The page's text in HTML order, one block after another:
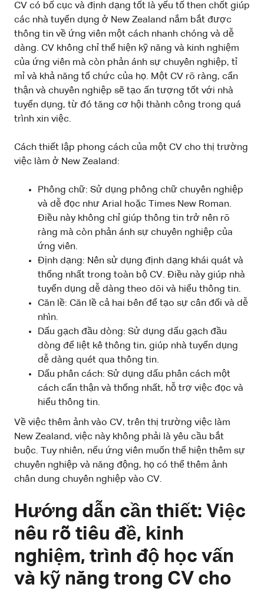
CV có bố cục và định dạng tốt là yếu tố then chốt giúp
các nhà tuyển dụng ở New Zealand nắm bắt được
thông tin về ứng viên một cách nhanh chóng và dễ
dàng. CV không chỉ thể hiện kỹ năng và kinh nghiệm
của ứng viên mà còn phản ánh sự chuyên nghiệp, tỉ
mỉ và khả năng tổ chức của họ. Một CV rõ ràng, cẩn
thận và chuyên nghiệp sẽ tạo ấn tượng tốt với nhà
tuyển dụng, từ đó tăng cơ hội thành công trong quá
trình xin việc.
Cách thiết lập phong cách của một CV cho thị trường
việc làm ở New Zealand:
Phông chữ: Sử dụng phông chữ chuyên nghiệp
và dễ đọc như Arial hoặc Times New Roman.
Điều này không chỉ giúp thông tin trở nên rõ
ràng mà còn phản ánh sự chuyên nghiệp của
ứng viên.
Định dạng: Nên sử dụng định dạng khái quát và
thống nhất trong toàn bộ CV. Điều này giúp nhà
tuyển dụng dễ dàng theo dõi và hiểu thông tin.
Căn lề: Căn lề cả hai bên để tạo sự cân đối và dễ
nhìn.
Dấu gạch đầu dòng: Sử dụng dấu gạch đầu
dòng để liệt kê thông tin, giúp nhà tuyển dụng
dễ dàng quét qua thông tin.
Dấu phân cách: Sử dụng dấu phân cách một
cách cẩn thận và thống nhất, hỗ trợ việc đọc và
hiểu thông tin.
Về việc thêm ảnh vào CV, trên thị trường việc làm
New Zealand, việc này không phải là yêu cầu bắt
buộc. Tuy nhiên, nếu ứng viên muốn thể hiện thêm sự
chuyên nghiệp và năng động, họ có thể thêm ảnh
chân dung chuyên nghiệp vào CV.
Hướng dẫn cần thiết: Việc
nêu rõ tiêu đề, kinh
nghiệm, trình độ học vấn
và kỹ năng trong CV cho